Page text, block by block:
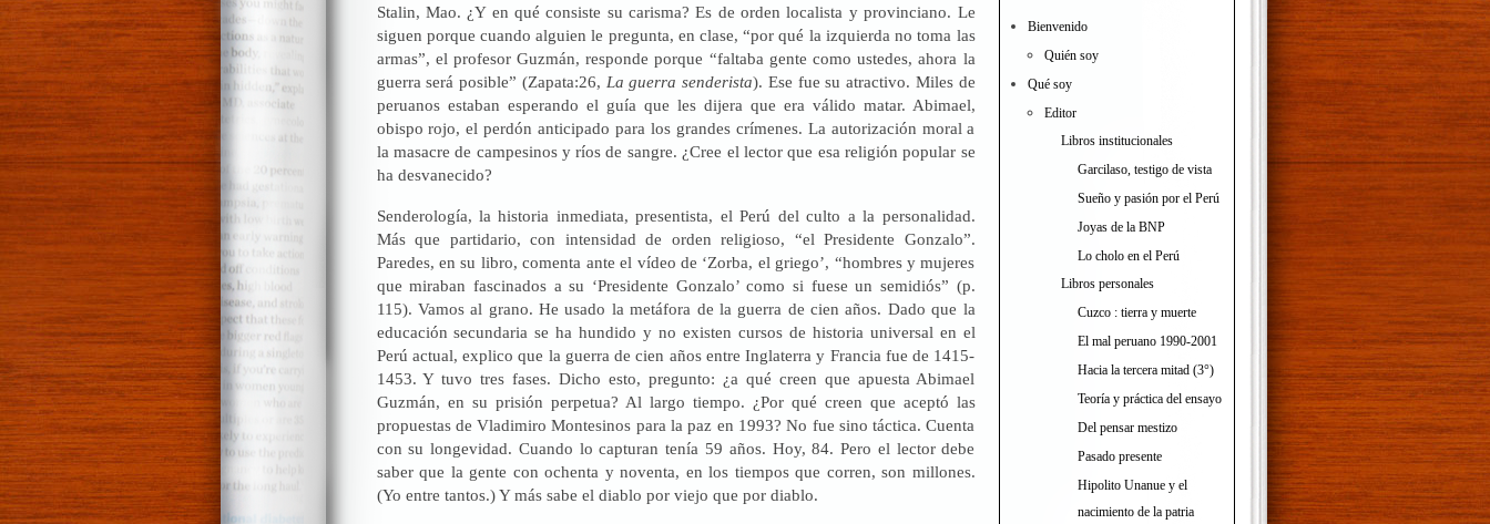
Stalin, Mao. ¿Y en qué consiste su carisma? Es de orden localista y provinciano. Le
siguen porque cuando alguien le pregunta, en clase, “por qué la izquierda no toma las
armas”, el profesor Guzmán, responde porque “faltaba gente como ustedes, ahora la
guerra será posible” (Zapata:26, La guerra senderista). Ese fue su atractivo. Miles de
peruanos estaban esperando el guía que les dijera que era válido matar. Abimael,
obispo rojo, el perdón anticipado para los grandes crímenes. La autorización moral a
la masacre de campesinos y ríos de sangre. ¿Cree el lector que esa religión popular se
ha desvanecido?
Senderología, la historia inmediata, presentista, el Perú del culto a la personalidad.
Más que partidario, con intensidad de orden religioso, “el Presidente Gonzalo”.
Paredes, en su libro, comenta ante el vídeo de ‘Zorba, el griego’, “hombres y mujeres
que miraban fascinados a su ‘Presidente Gonzalo’ como si fuese un semidiós” (p.
115). Vamos al grano. He usado la metáfora de la guerra de cien años. Dado que la
educación secundaria se ha hundido y no existen cursos de historia universal en el
Perú actual, explico que la guerra de cien años entre Inglaterra y Francia fue de 1415-
1453. Y tuvo tres fases. Dicho esto, pregunto: ¿a qué creen que apuesta Abimael
Guzmán, en su prisión perpetua? Al largo tiempo. ¿Por qué creen que aceptó las
propuestas de Vladimiro Montesinos para la paz en 1993? No fue sino táctica. Cuenta
con su longevidad. Cuando lo capturan tenía 59 años. Hoy, 84. Pero el lector debe
saber que la gente con ochenta y noventa, en los tiempos que corren, son millones.
(Yo entre tantos.) Y más sabe el diablo por viejo que por diablo.
Bienvenido
Quién soy
Qué soy
Editor
Libros institucionales
Garcilaso, testigo de vista
Sueño y pasión por el Perú
Joyas de la BNP
Lo cholo en el Perú
Libros personales
Cuzco : tierra y muerte
El mal peruano 1990-2001
Hacia la tercera mitad (3°)
Teoría y práctica del ensayo
Del pensar mestizo
Pasado presente
Hipolito Unanue y el
nacimiento de la patria